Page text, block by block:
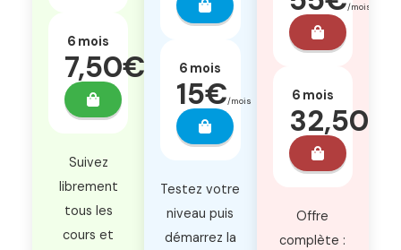
6 mois
7,50€
Suivez
librement
tous les
cours et
6 mois
15€/mois
Testez votre
niveau puis
démarrez la
/mois
6 mois
32,50€
Offre
complète :